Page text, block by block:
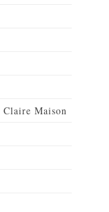
Maison